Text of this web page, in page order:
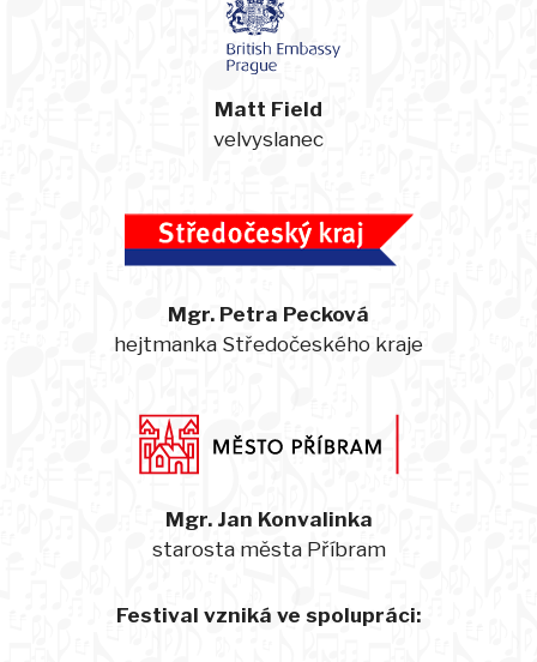
Matt Field
velvyslanec
Mgr. Petra Pecková
hejtmanka Středočeského kraje
Mgr. Jan Konvalinka
starosta města Příbram
Festival vzniká ve spolupráci: